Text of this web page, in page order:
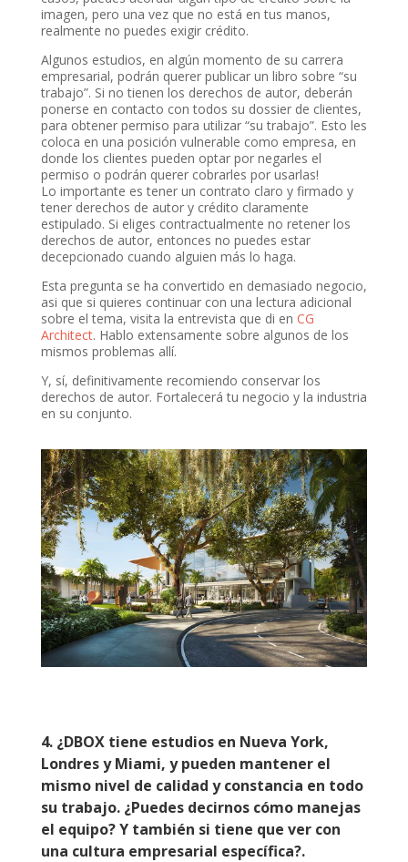
imagen, pero una vez que no está en tus manos,
realmente no puedes exigir crédito.
Algunos estudios, en algún momento de su carrera
empresarial, podrán querer publicar un libro sobre “su
trabajo”. Si no tienen los derechos de autor, deberán
ponerse en contacto con todos su dossier de clientes,
para obtener permiso para utilizar “su trabajo”. Esto les
coloca en una posición vulnerable como empresa, en
donde los clientes pueden optar por negarles el
permiso o podrán querer cobrarles por usarlas!
Lo importante es tener un contrato claro y firmado y
tener derechos de autor y crédito claramente
estipulado. Si eliges contractualmente no retener los
derechos de autor, entonces no puedes estar
decepcionado cuando alguien más lo haga.
Esta pregunta se ha convertido en demasiado negocio,
asi que si quieres continuar con una lectura adicional
sobre el tema, visita la entrevista que di en CG
Architect. Hablo extensamente sobre algunos de los
mismos problemas allí.
Y, sí, definitivamente recomiendo conservar los
derechos de autor. Fortalecerá tu negocio y la industria
en su conjunto.
4. ¿DBOX tiene estudios en Nueva York,
Londres y Miami, y pueden mantener el
mismo nivel de calidad y constancia en todo
su trabajo. ¿Puedes decirnos cómo manejas
el equipo? Y también si tiene que ver con
una cultura empresarial específica?.